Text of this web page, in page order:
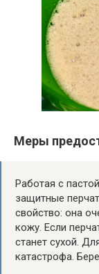
Меры
Работая с
защитные
свойство: она
кожу. Если
станет сухой.
катастрофа.